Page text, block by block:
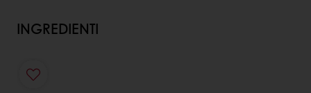
INGREDIENTI